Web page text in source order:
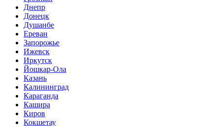
Днепр
Донецк
Душанбе
Ереван
Запорожье
Ижевск
Иркутск
Йошкар-Ола
Казань
Калининград
Караганда
Кашира
Киров
Кокшетау